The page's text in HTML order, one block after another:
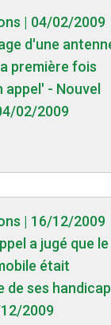
| 04/02/2009
d'une
première fois
- Nouvel
02/2009
| 16/12/2009
a jugé que le
était
de ses
2009